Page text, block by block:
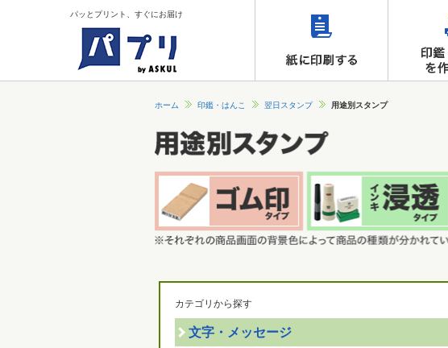
パッとプリント、すぐにお届け
ホーム 印鑑・はんこ 翌日スタンプ 用途別スタンプ
カテゴリから探す
文字・メッセージ